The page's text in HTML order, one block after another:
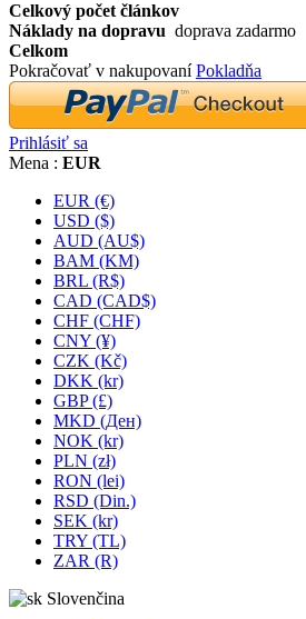
Celkový počet článkov
Náklady na dopravu doprava zadarmo
Celkom
Pokračovať v nakupovaníPokladňa
Prihlásiť sa
Mena : EUR
EUR (€)
USD ($)
AUD (AU$)
BAM (KM)
BRL (R$)
CAD (CAD$)
CHF (CHF)
CNY (¥)
CZK (Kč)
DKK (kr)
GBP (£)
MKD (Ден)
NOK (kr)
PLN (zł)
RON (lei)
RSD (Din.)
SEK (kr)
TRY (TL)
ZAR (R)
Slovenčina